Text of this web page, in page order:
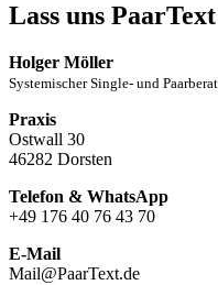
Lass uns
Holger Möller
Systemischer Single- und
Praxis
Ostwall 30
46282 Dorsten
Telefon & WhatsApp
+49 176 40 76 43 70
E-Mail
Mail@PaarText.de